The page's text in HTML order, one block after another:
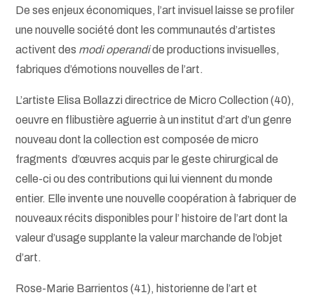
De ses enjeux économiques, l’art invisuel laisse se profiler
une nouvelle société dont les communautés d’artistes
activent des modi operandide productions invisuelles,
fabriques d’émotions nouvelles de l’art.
L’artiste Elisa Bollazzi directrice de Micro Collection (40),
oeuvre en flibustière aguerrie à un institut d’art d’un genre
nouveau dont la collection est composée de micro
fragments d’œuvres acquis par le geste chirurgical de
celle-ci ou des contributions qui lui viennent du monde
entier. Elle invente une nouvelle coopération à fabriquer de
nouveaux récits disponibles pour l’ histoire de l’art dont la
valeur d’usage supplante la valeur marchande de l’objet
d’art.
Rose-Marie Barrientos (41), historienne de l’art et